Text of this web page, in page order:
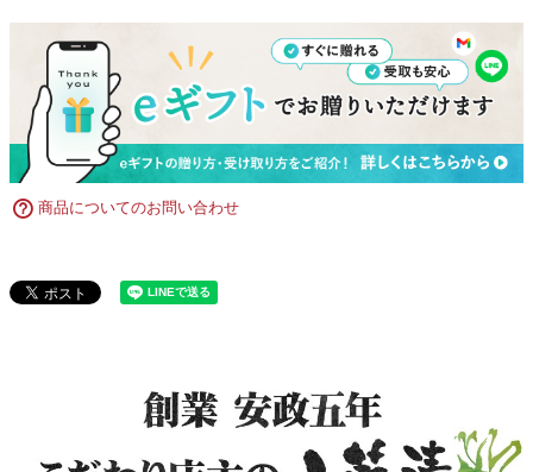
商品についてのお問い合わせ